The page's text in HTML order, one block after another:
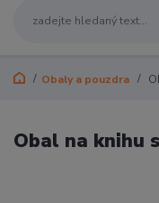
Obaly a pouzdra
Obal na knihu